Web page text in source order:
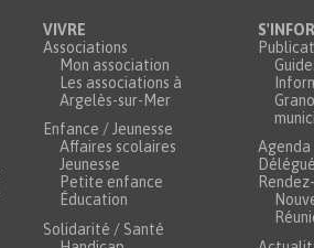
VIVRE
Associations
Mon association
Les associations à
Argelès-sur-Mer
Enfance / Jeunesse
Affaires scolaires
Jeunesse
Petite enfance
Éducation
Solidarité / Santé